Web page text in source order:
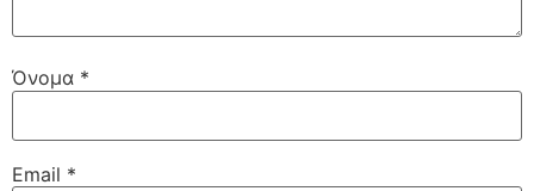
Όνομα *
Email *